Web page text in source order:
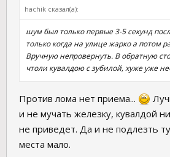
hachik сказал(а):
шум был только первые 3-5 секунд
только когда на улице жарко а потом
Вручную непровернуть. В обратную
чтоли кувалдою с зубилой, хуже уже
Против лома нет приема...
и не мучать железку, кувалдой
не приведет. Да и не подлезть
места мало.